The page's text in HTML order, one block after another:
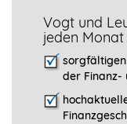
Vogt und
jeden
der Finanz-